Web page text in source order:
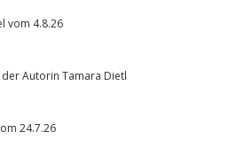
vom 4.8.26
der Autorin Tamara Dietl
24.7.26